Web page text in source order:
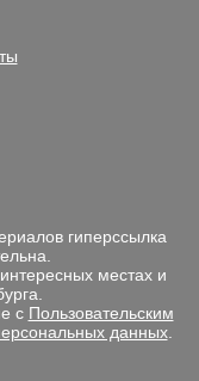
гиперссылка
местах и
с Пользовательским
данных.